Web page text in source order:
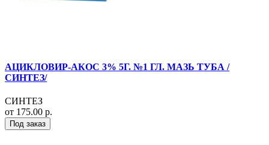
АЦИКЛОВИР-АКОС 3% 5Г. №1 ГЛ. МАЗЬ ТУБА /
СИНТЕЗ/
СИНТЕЗ
от 175.00 р.
Под заказ